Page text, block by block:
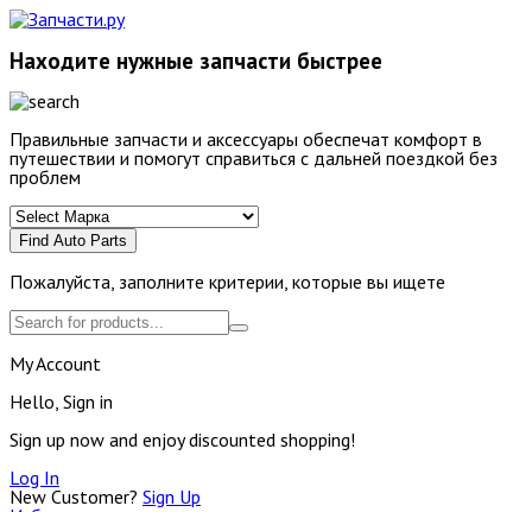
Находите нужные запчасти быстрее
Правильные запчасти и аксессуары обеспечат комфорт в
путешествии и помогут справиться с дальней поездкой без
проблем
Find Auto Parts
Пожалуйста, заполните критерии, которые вы ищете
My Account
Hello, Sign in
Sign up now and enjoy discounted shopping!
Log In
New Customer? Sign Up